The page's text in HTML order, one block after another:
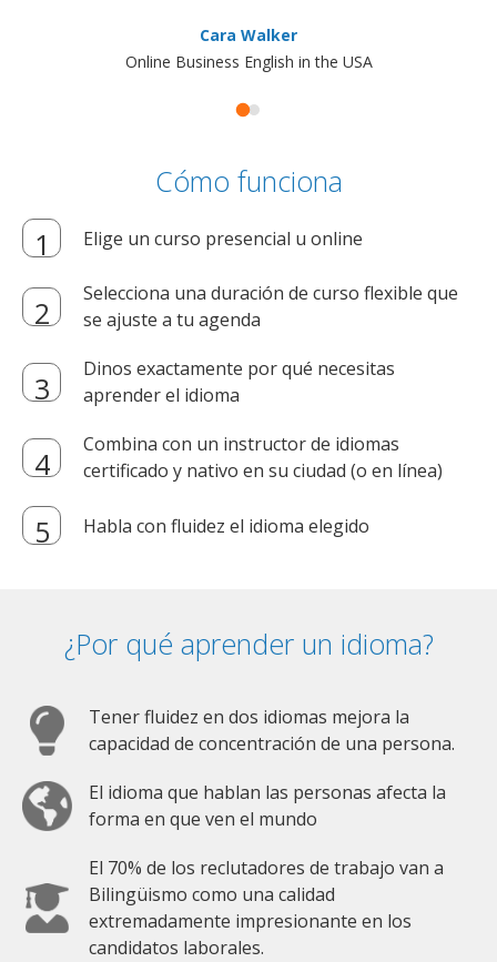
Cara Walker
Online Business English in the USA
Cómo funciona
Elige un curso presencial u online
Selecciona una duración de curso flexible que
se ajuste a tu agenda
Dinos exactamente por qué necesitas
aprender el idioma
Combina con un instructor de idiomas
certificado y nativo en su ciudad (o en línea)
Habla con fluidez el idioma elegido
¿Por qué aprender un idioma?
Tener fluidez en dos idiomas mejora la
capacidad de concentración de una persona.
El idioma que hablan las personas afecta la
forma en que ven el mundo
El 70% de los reclutadores de trabajo van a
Bilingüismo como una calidad
extremadamente impresionante en los
candidatos laborales.